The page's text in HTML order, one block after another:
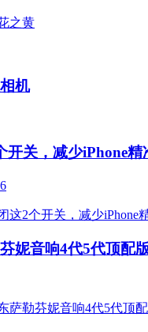
机
开关，减少iPhone精
妮音响4代5代顶配